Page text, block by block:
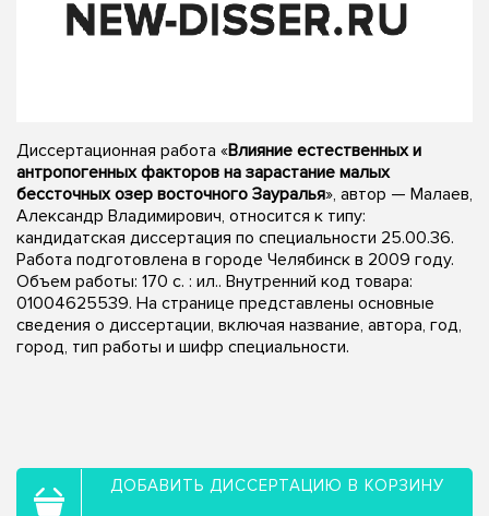
Диссертационная работа «Влияние естественных и
антропогенных факторов на зарастание малых
бессточных озер восточного Зауралья», автор — Малаев,
Александр Владимирович, относится к типу:
кандидатская диссертация по специальности 25.00.36.
Работа подготовлена в городе Челябинск в 2009 году.
Объем работы: 170 с. : ил.. Внутренний код товара:
01004625539. На странице представлены основные
сведения о диссертации, включая название, автора, год,
город, тип работы и шифр специальности.
ДОБАВИТЬ ДИССЕРТАЦИЮ В КОРЗИНУ